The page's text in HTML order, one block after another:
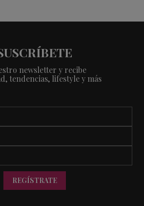
newsletter y recibe
tendencias, lifestyle y más
REGÍSTRATE